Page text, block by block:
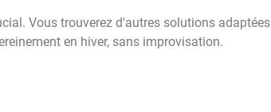
Vous trouverez d'autres solutions adaptées
en hiver, sans improvisation.